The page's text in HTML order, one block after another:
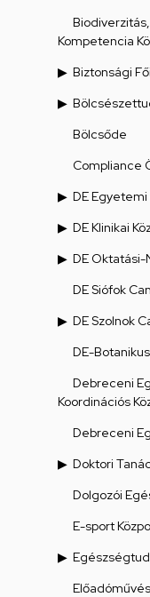
Kompetencia
Biztonsági
Bölcsőde
Compliance
DE Egyetemi
DE Klinikai
DE
DE Siófok
DE Szolnok
DE-
Debreceni
Koordinációs
Debreceni
Doktori
Dolgozói
E-sport